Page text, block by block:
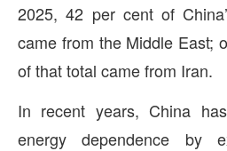
2025, 42 per cent of
came from the Middle East;
of that total came from Iran.
In recent years, China
energy dependence by